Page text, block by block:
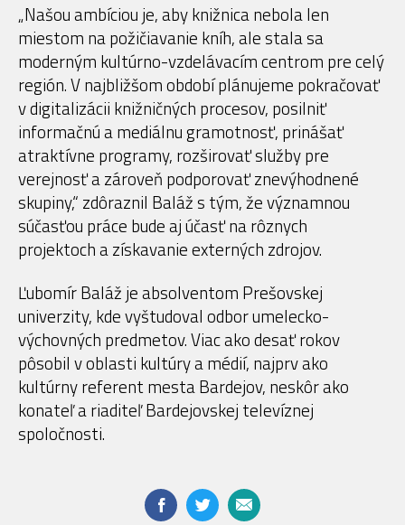
„Našou ambíciou je, aby knižnica nebola len
miestom na požičiavanie kníh, ale stala sa
moderným kultúrno-vzdelávacím centrom pre celý
región. V najbližšom období plánujeme pokračovať
v digitalizácii knižničných procesov, posilniť
informačnú a mediálnu gramotnosť, prinášať
atraktívne programy, rozširovať služby pre
verejnosť a zároveň podporovať znevýhodnené
skupiny,“ zdôraznil Baláž s tým, že významnou
súčasťou práce bude aj účasť na rôznych
projektoch a získavanie externých zdrojov.
Ľubomír Baláž je absolventom Prešovskej
univerzity, kde vyštudoval odbor umelecko-
výchovných predmetov. Viac ako desať rokov
pôsobil v oblasti kultúry a médií, najprv ako
kultúrny referent mesta Bardejov, neskôr ako
konateľ a riaditeľ Bardejovskej televíznej
spoločnosti.